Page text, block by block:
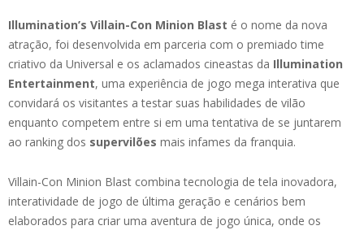
Illumination’s Villain-Con Minion Blast é o nome da nova
atração, foi desenvolvida em parceria com o premiado time
criativo da Universal e os aclamados cineastas da Illumination
Entertainment, uma experiência de jogo mega interativa que
convidará os visitantes a testar suas habilidades de vilão
enquanto competem entre si em uma tentativa de se juntarem
ao ranking dos supervilões mais infames da franquia.
Villain-Con Minion Blast combina tecnologia de tela inovadora,
interatividade de jogo de última geração e cenários bem
elaborados para criar uma aventura de jogo única, onde os